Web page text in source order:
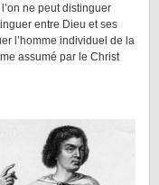
ne peut distinguer
entre Dieu et ses
l’homme individuel de la
assumé par le Christ